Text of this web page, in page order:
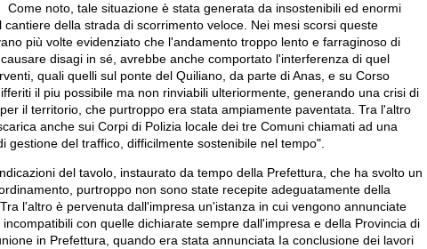
Come noto, tale situazione è stata generata da insostenibili ed enormi
cantiere della strada di scorrimento veloce. Nei mesi scorsi queste
più volte evidenziato che l'andamento troppo lento e farraginoso di
disagi in sé, avrebbe anche comportato l'interferenza di quel
quali quelli sul ponte del Quiliano, da parte di Anas, e su Corso
il piu possibile ma non rinviabili ulteriormente, generando una crisi di
il territorio, che purtroppo era stata ampiamente paventata. Tra l'altro
anche sui Corpi di Polizia locale dei tre Comuni chiamati ad una
gestione del traffico, difficilmente sostenibile nel tempo".
del tavolo, instaurato da tempo della Prefettura, che ha svolto un
purtroppo non sono state recepite adeguatamente della
l'altro è pervenuta dall'impresa un'istanza in cui vengono annunciate
con quelle dichiarate sempre dall'impresa e della Provincia di
in Prefettura, quando era stata annunciata Ia conclusione dei lavori